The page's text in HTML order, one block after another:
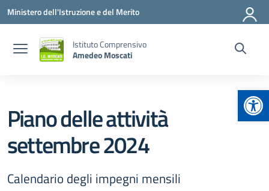
Vai ai contenuti
Vai al menu di navigazione
Vai al footer
Ministero dell'Istruzione e del Merito
Istituto Comprensivo
Amedeo Moscati
Piano delle attività
settembre 2024
Calendario degli impegni mensili